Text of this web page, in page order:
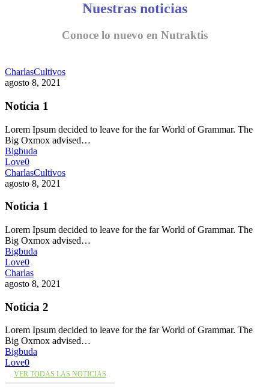
Nuestras noticias
Conoce lo nuevo en Nutraktis
CharlasCultivos
agosto 8, 2021
Noticia 1
Lorem Ipsum decided to leave for the far World of Grammar. The
Big Oxmox advised…
Bigbuda
Love0
CharlasCultivos
agosto 8, 2021
Noticia 1
Lorem Ipsum decided to leave for the far World of Grammar. The
Big Oxmox advised…
Bigbuda
Love0
Charlas
agosto 8, 2021
Noticia 2
Lorem Ipsum decided to leave for the far World of Grammar. The
Big Oxmox advised…
Bigbuda
Love0
VER TODAS LAS NOTICIAS